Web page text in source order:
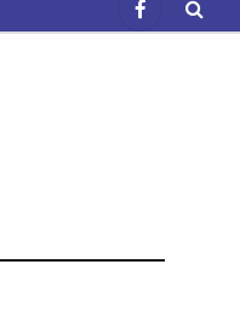
Facebook